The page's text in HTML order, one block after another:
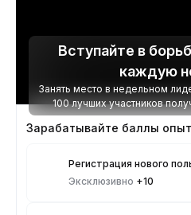
Вступайте в
каждую
Занять место в недельном
100 лучших участников
Эксклюзивно +10